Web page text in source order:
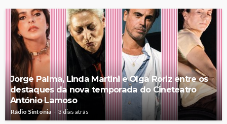
Jorge Palma, Linda Martini e Olga Roriz entre os
destaques da nova temporada do Cineteatro
António Lamoso
Rádio Sintonia 3 dias atrás